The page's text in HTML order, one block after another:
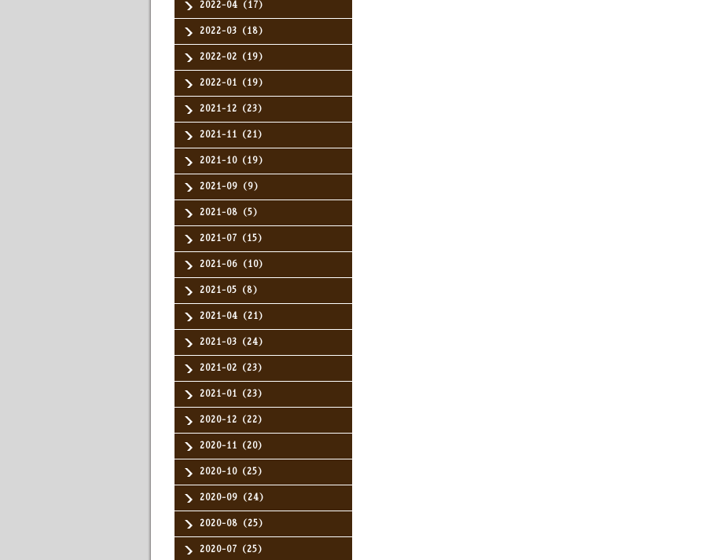
2022-04（17）
2022-03（18）
2022-02（19）
2022-01（19）
2021-12（23）
2021-11（21）
2021-10（19）
2021-09（9）
2021-08（5）
2021-07（15）
2021-06（10）
2021-05（8）
2021-04（21）
2021-03（24）
2021-02（23）
2021-01（23）
2020-12（22）
2020-11（20）
2020-10（25）
2020-09（24）
2020-08（25）
2020-07（25）